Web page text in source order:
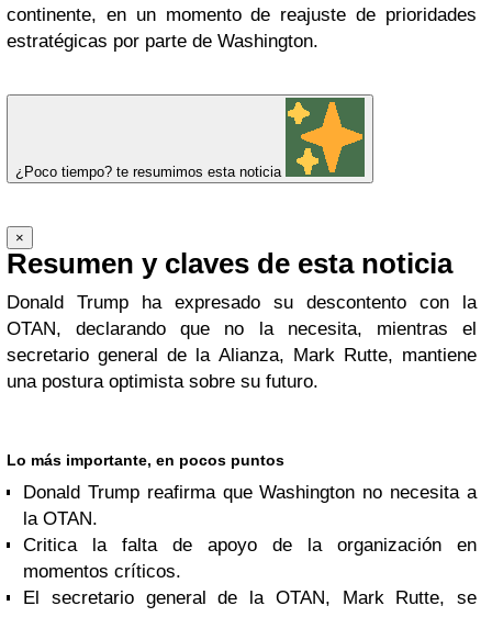
continente, en un momento de reajuste de prioridades
estratégicas por parte de Washington.
¿Poco tiempo? te resumimos esta noticia
×
Resumen y claves de esta noticia
Donald Trump ha expresado su descontento con la
OTAN, declarando que no la necesita, mientras el
secretario general de la Alianza, Mark Rutte, mantiene
una postura optimista sobre su futuro.
Lo más importante, en pocos puntos
Donald Trump reafirma que Washington no necesita a
la OTAN.
Critica la falta de apoyo de la organización en
momentos críticos.
El secretario general de la OTAN, Mark Rutte, se